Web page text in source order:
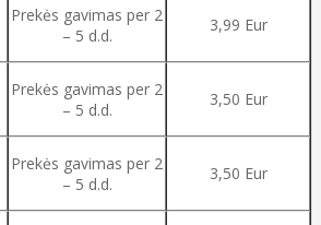
Prekės gavimas per 2
– 5 d.d.
3,99 Eur
Prekės gavimas per 2
– 5 d.d.
3,50 Eur
Prekės gavimas per 2
– 5 d.d.
3,50 Eur